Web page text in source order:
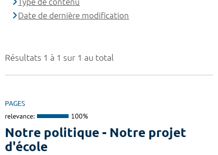
Résultats 1 à 1 sur 1 au total
PAGES
relevance: 100%
Notre politique - Notre projet
d'école
Date de dernière modification